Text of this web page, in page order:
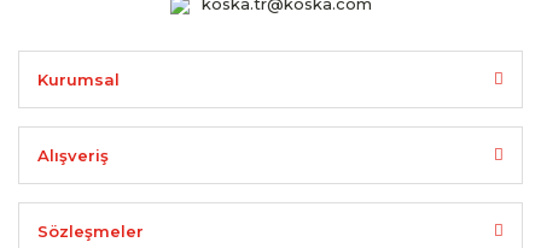
Kurumsal
Alışveriş
Sözleşmeler